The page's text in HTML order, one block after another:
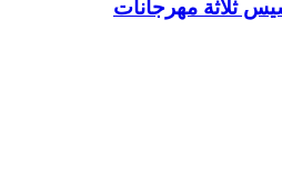
ثلاثة مهرجانات